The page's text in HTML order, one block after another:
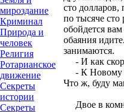
мироздание
Криминал
Природа и
человек
Религия
Ротарианское
движение
Секреты
истории
Секреты
сто долларов,
по тысяче сто
обойдется
обаяния
занимаются.
- И как
- К Новому
Что ж, буду
Двое в